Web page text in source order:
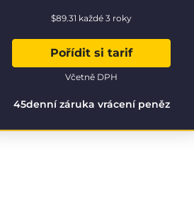
$89.31 každé 3 roky
Pořídit si tarif
45denní záruka vrácení peněz
Včetně DPH